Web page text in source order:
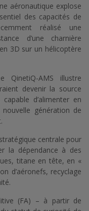
aéronautique explose
des capacités de
réalisé une
d’une charnière
3D sur un hélicoptère
QinetiQ-AMS illustre
devenir la source
d’alimenter en
génération de
centrale pour
la dépendance à des
titane en tête, en «
d’aéronefs, recyclage
(FA) – à partir de